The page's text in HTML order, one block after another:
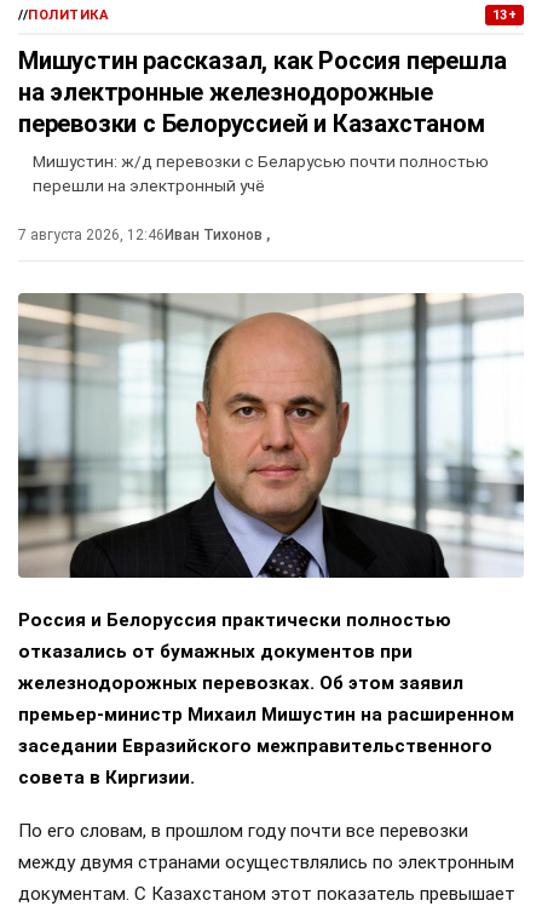
//ПОЛИТИКА 13+
Мишустин рассказал, как Россия перешла
на электронные железнодорожные
перевозки с Белоруссией и Казахстаном
Мишустин: ж/д перевозки с Беларусью почти полностью
перешли на электронный учё
7 августа 2026, 12:46Иван Тихонов ,
Россия и Белоруссия практически полностью
отказались от бумажных документов при
железнодорожных перевозках. Об этом заявил
премьер-министр Михаил Мишустин на расширенном
заседании Евразийского межправительственного
совета в Киргизии.
По его словам, в прошлом году почти все перевозки
между двумя странами осуществлялись по электронным
документам. С Казахстаном этот показатель превышает